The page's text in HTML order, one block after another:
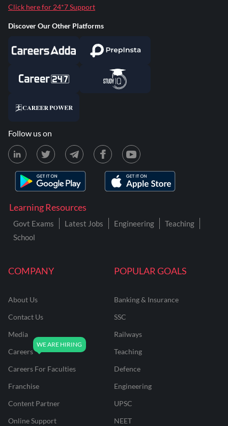
COMPANY
About Us
Contact Us
Media
Careers
Careers For Faculties
Franchise
Content Partner
Online Support
POPULAR GOALS
Banking & Insurance
SSC
Railways
Teaching
Defence
Engineering
UPSC
NEET
Learning Resources
Govt Exams Latest Jobs Engineering
Teaching
School
Click here for 24*7 Support
Discover Our Other Platforms
Follow us on